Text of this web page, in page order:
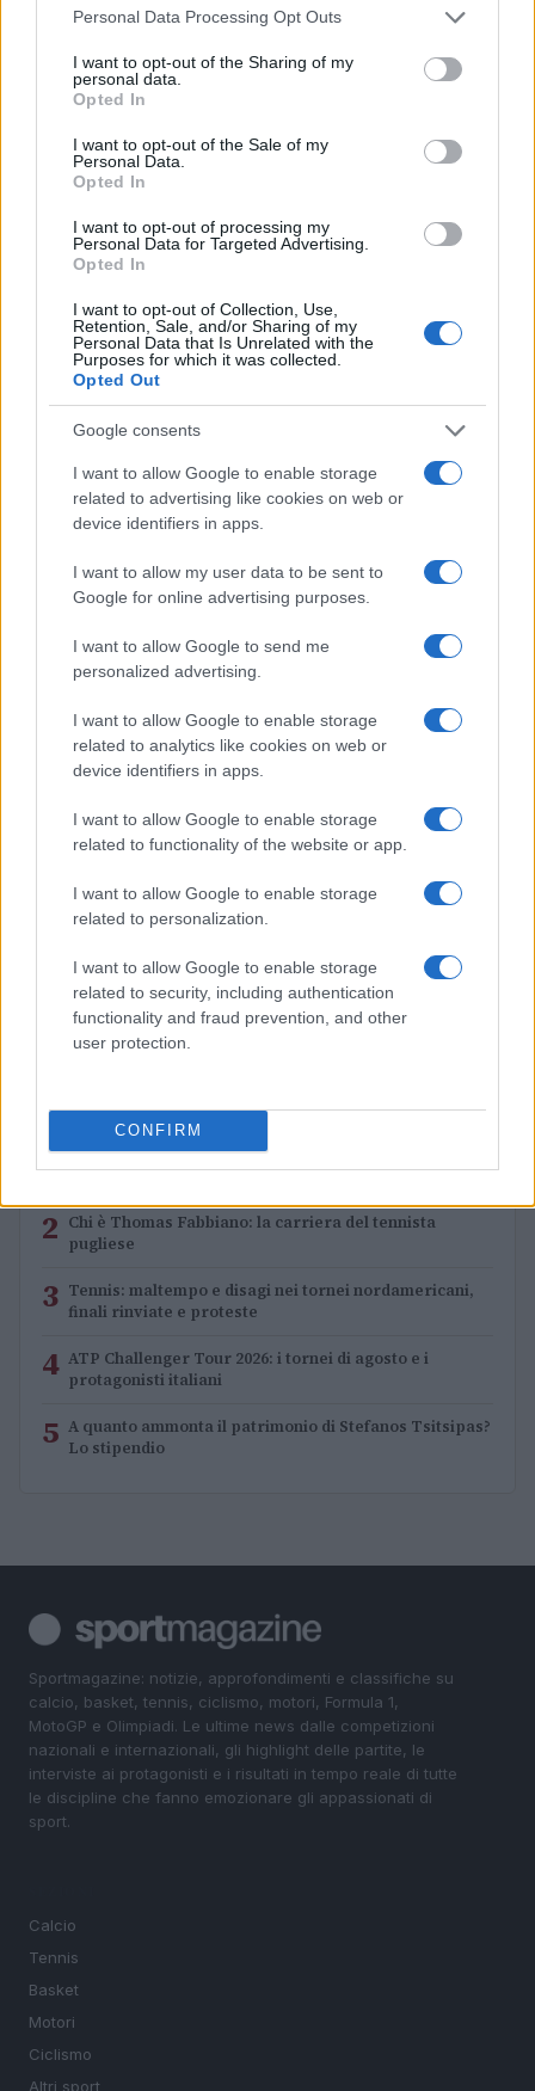
Please note that this website/app uses one or more Google
not limited to your visit or usage behaviour. You may click to
grant or deny consent to Google and its third-party tags to
use your data for below specified purposes in below Google
consent section.
Personal Data Processing Opt Outs
I want to opt-out of the Sharing of my
personal data.
Opted In
I want to opt-out of the Sale of my
Personal Data.
Opted In
I want to opt-out of processing my
Personal Data for Targeted Advertising.
Opted In
I want to opt-out of Collection, Use,
Retention, Sale, and/or Sharing of my
Personal Data that Is Unrelated with the
Purposes for which it was collected.
Opted Out
Google consents
I want to allow Google to enable storage
related to advertising like cookies on web or
device identifiers in apps.
I want to allow my user data to be sent to
Google for online advertising purposes.
I want to allow Google to send me
personalized advertising.
I want to allow Google to enable storage
related to analytics like cookies on web or
device identifiers in apps.
I want to allow Google to enable storage
related to functionality of the website or app.
I want to allow Google to enable storage
related to personalization.
I want to allow Google to enable storage
related to security, including authentication
functionality and fraud prevention, and other
user protection.
CONFIRM
Monfils e Tien: un incontro generazionale al Masters
1000 di Montréal
TENNIS
Tennis: Arthur Fils, Alcaraz e Cobolli e la moda delle
treccine nel circuito ATP
Francesca Lombardi · 8 Ago 2026
ATP Masters 1000 Montreal 2026: orari e partite del 7
agosto
Andrea Conforti · 7 Ago 2026
1 Guida per tennisti: come mantenere la performance
sui campi in terra rossa
2 Chi è Thomas Fabbiano: la carriera del tennista
pugliese
3 Tennis: maltempo e disagi nei tornei nordamericani,
finali rinviate e proteste
4 ATP Challenger Tour 2026: i tornei di agosto e i
protagonisti italiani
5 A quanto ammonta il patrimonio di Stefanos Tsitsipas?
Lo stipendio
Sportmagazine: notizie, approfondimenti e classifiche su
calcio, basket, tennis, ciclismo, motori, Formula 1,
MotoGP e Olimpiadi. Le ultime news dalle competizioni
nazionali e internazionali, gli highlight delle partite, le
interviste ai protagonisti e i risultati in tempo reale di tutte
le discipline che fanno emozionare gli appassionati di
sport.
Calcio
Tennis
Basket
Motori
Ciclismo
Altri sport